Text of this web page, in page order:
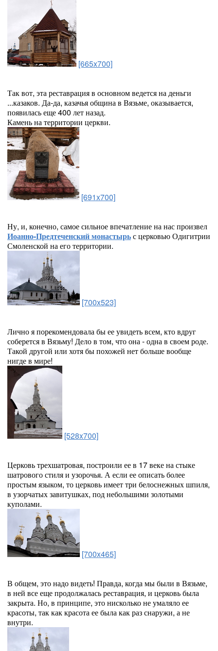
[665x700]
Так вот, эта реставрация в основном ведется на деньги
...казаков. Да-да, казачья община в Вязьме, оказывается,
появилась еще 400 лет назад.
Камень на территории церкви.
[691x700]
Ну, и, конечно, самое сильное впечатление на нас произвел
Иоанно-Предтеченский монастырьс церковью Одигитрии
Смоленской на его территории.
[700x523]
Лично я порекомендовала бы ее увидеть всем, кто вдруг
соберется в Вязьму! Дело в том, что она - одна в своем роде.
Такой другой или хотя бы похожей нет больше вообще
нигде в мире!
[528x700]
Церковь трехшатровая, построили ее в 17 веке на стыке
шатрового стиля и узорочья. А если ее описать более
простым языком, то церковь имеет три белоснежных шпиля,
в узорчатых завитушках, под небольшими золотыми
куполами.
[700x465]
В общем, это надо видеть! Правда, когда мы были в Вязьме,
в ней все еще продолжалась реставрация, и церковь была
закрыта. Но, в принципе, это нисколько не умаляло ее
красоты, так как красота ее была как раз снаружи, а не
внутри.